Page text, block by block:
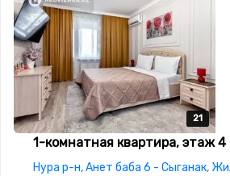
21
21
21
21
21
1-комнатная квартира, этаж 4
Нура р-н, Анет баба 6 - Сыганак,